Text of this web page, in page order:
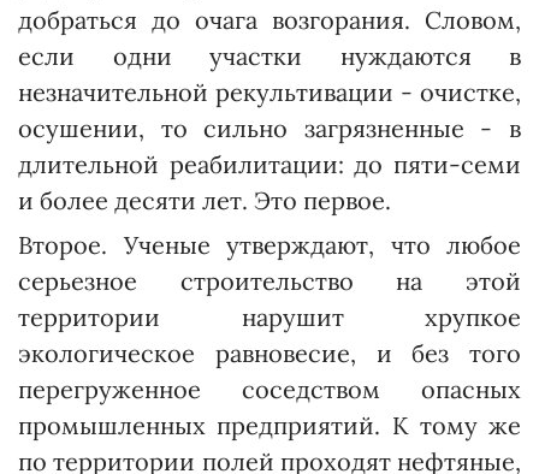
добраться до очага возгорания. Словом,
если одни участки нуждаются в
незначительной рекультивации - очистке,
осушении, то сильно загрязненные - в
длительной реабилитации: до пяти-семи
и более десяти лет. Это первое.
Второе. Ученые утверждают, что любое
серьезное строительство на этой
территории нарушит хрупкое
экологическое равновесие, и без того
перегруженное соседством опасных
промышленных предприятий. К тому же
по территории полей проходят нефтяные,